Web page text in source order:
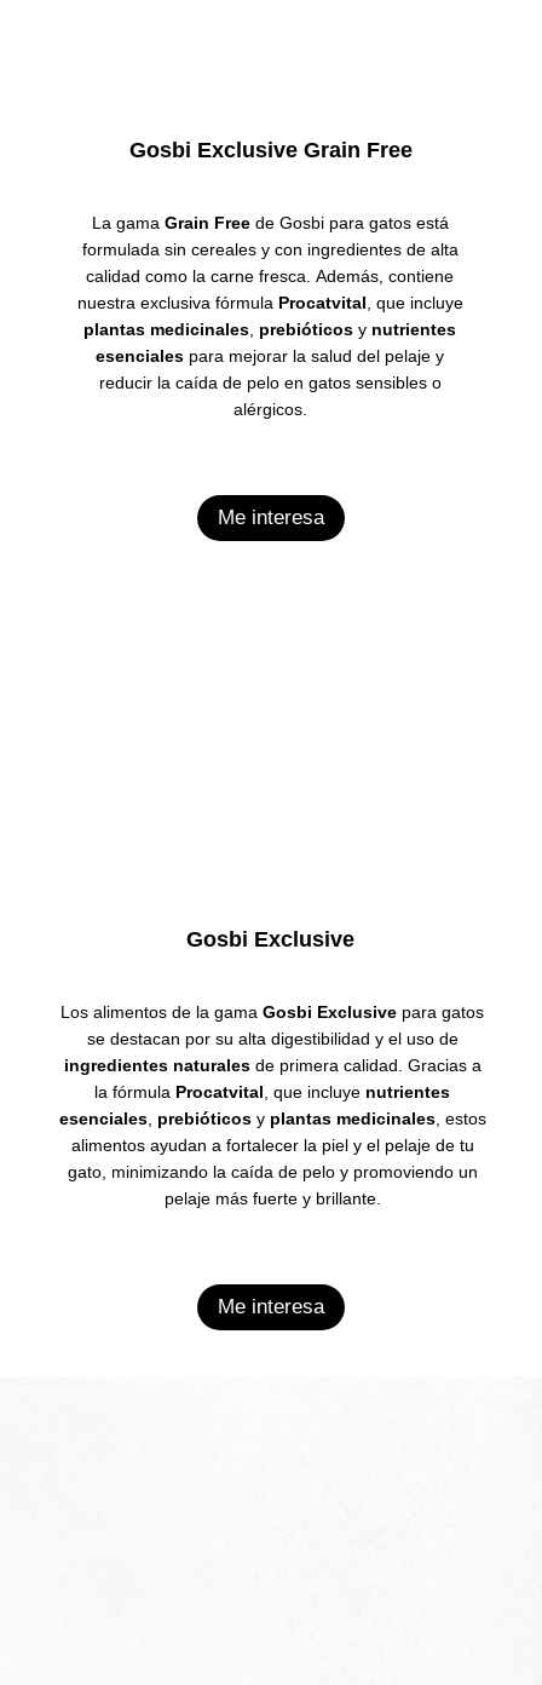
Gosbi Exclusive Grain Free
La gama Grain Freede Gosbi para gatos está
formulada sin cereales y con ingredientes de alta
calidad como la carne fresca.Además, contiene
nuestra exclusiva fórmula Procatvital , que incluye
plantas medicinales prebióticosy nutrientes
esenciales para mejorar la salud del pelaje y
reducir la caída de pelo en gatos sensibles o
alérgicos.
Me interesa
Gosbi Exclusive
Los alimentos de la gamaGosbi Exclusive para gatos
se destacan por su alta digestibilidad y el uso de
ingredientes naturalesde primera calidad. Gracias a
la fórmula Procatvital , que incluye nutrientes
esenciales, prebióticos y plantas medicinales, estos
alimentos ayudan a fortalecer la piel y el pelaje de tu
gato, minimizando la caída de pelo y promoviendo un
pelaje más fuerte y brillante.
Me interesa